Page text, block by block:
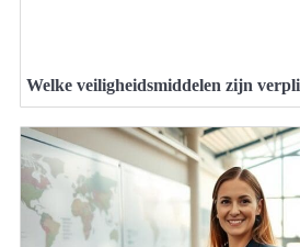
Welke veiligheidsmiddelen zijn